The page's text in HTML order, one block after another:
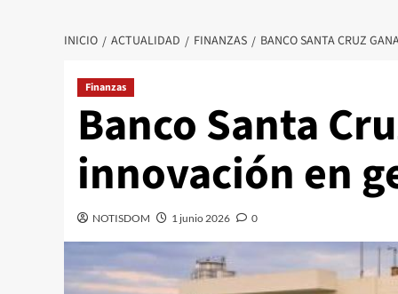
INICIO ACTUALIDAD FINANZAS BANCO SANTA CRUZ
Finanzas
Banco Santa
innovación en
NOTISDOM 1 junio 2026 0